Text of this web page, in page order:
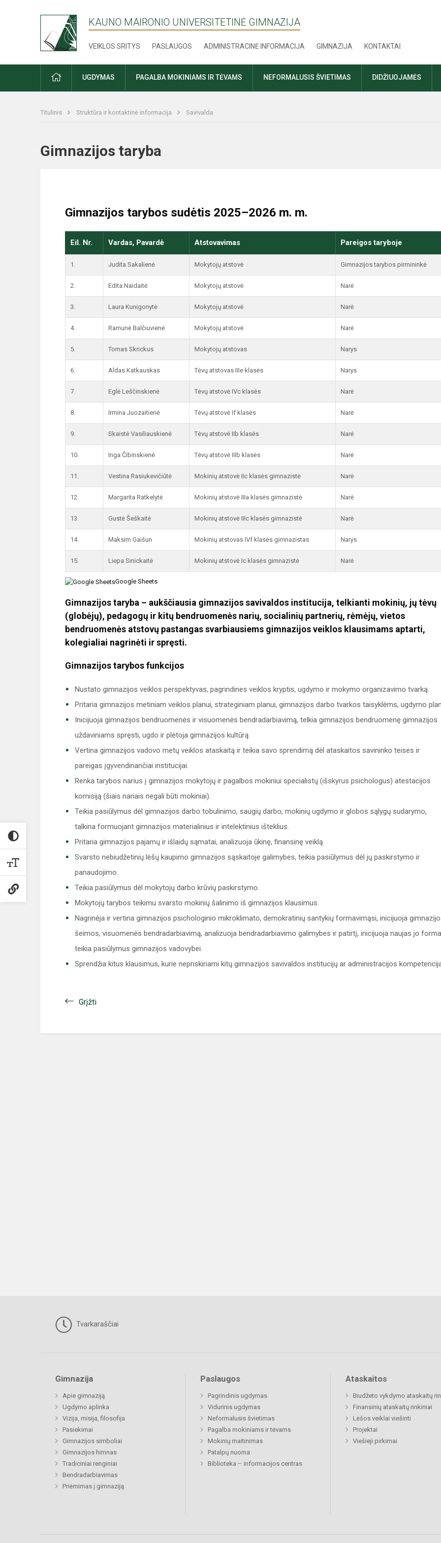
KAUNO MAIRONIO UNIVERSITETINĖ GIMNAZIJA
VEIKLOS SRITYS PASLAUGOS ADMINISTRACINĖ INFORMACIJA GIMNAZIJA KONTAKTAI
PRADŽIAUGDYMAS PAGALBA MOKINIAMS IR TĖVAMS NEFORMALUSIS ŠVIETIMAS DIDŽIUOJAMĖS
Titulinis Struktūra ir kontaktinė informacija Savivalda
Gimnazijos taryba
Gimnazijos tarybos sudėtis 2025–2026 m. m.
Eil. Nr. Vardas, Pavardė Atstovavimas Pareigos taryboje
1. Judita Sakalienė Mokytojų atstovė Gimnazijos tarybos pirmininkė
2. Edita Naidaitė Mokytojų atstovė Narė
3. Laura Kunigonytė Mokytojų atstovė Narė
4. Ramunė Balčiuvienė Mokytojų atstovė Narė
5. Tomas Skrickus Mokytojų atstovas Narys
6. Aldas Katkauskas Tėvų atstovas IIIe klasės Narys
7. Eglė Leščinskienė Tėvų atstovė IVc klasės Narė
8. Irmina Juozaitienė Tėvų atstovė If klasės Narė
9. Skaistė Vasiliauskienė Tėvų atstovė IIb klasės Narė
10. Inga Čibinskienė Tėvų atstovė IIIb klasės Narė
11. Vestina Rasiukevičiūtė Mokinių atstovė IIc klasės gimnazistė Narė
12. Margarita Ratkelytė Mokinių atstovė IIIa klasės gimnazistė Narė
13. Gustė Šeškaitė Mokinių atstovė IIIc klasės gimnazistė Narė
14. Maksim Gaišun Mokinių atstovas IVf klasės gimnazistas Narys
15. Liepa Sinickaitė Mokinių atstovė Ic klasės gimnazistė Narė
Google Sheets
Gimnazijos taryba – aukščiausia gimnazijos savivaldos institucija, telkianti mokinių, jų tėvų
(globėjų), pedagogų ir kitų bendruomenės narių, socialinių partnerių, rėmėjų, vietos
bendruomenės atstovų pastangas svarbiausiems gimnazijos veiklos klausimams aptarti,
kolegialiai nagrinėti ir spręsti.
Gimnazijos tarybos funkcijos
Nustato gimnazijos veiklos perspektyvas, pagrindines veiklos kryptis, ugdymo ir mokymo organizavimo tvarką.
Pritaria gimnazijos metiniam veiklos planui, strateginiam planui, gimnazijos darbo tvarkos taisyklėms, ugdymo
Inicijuoja gimnazijos bendruomenės ir visuomenės bendradarbiavimą, telkia gimnazijos bendruomenę gimnazijos
uždaviniams spręsti, ugdo ir plėtoja gimnazijos kultūrą.
Vertina gimnazijos vadovo metų veiklos ataskaitą ir teikia savo sprendimą dėl ataskaitos savininko teises ir
pareigas įgyvendinančiai institucijai.
Renka tarybos narius į gimnazijos mokytojų ir pagalbos mokiniui specialistų (išskyrus psichologus) atestacijos
komisiją (šiais nariais negali būti mokiniai).
Teikia pasiūlymus dėl gimnazijos darbo tobulinimo, saugių darbo, mokinių ugdymo ir globos sąlygų sudarymo,
talkina formuojant gimnazijos materialinius ir intelektinius išteklius.
Pritaria gimnazijos pajamų ir išlaidų sąmatai, analizuoja ūkinę, finansinę veiklą.
Svarsto nebiudžetinių lėšų kaupimo gimnazijos sąskaitoje galimybes, teikia pasiūlymus dėl jų paskirstymo ir
panaudojimo.
Teikia pasiūlymus dėl mokytojų darbo krūvių paskirstymo.
Mokytojų tarybos teikimu svarsto mokinių šalinimo iš gimnazijos klausimus.
Nagrinėja ir vertina gimnazijos psichologinio mikroklimato, demokratinių santykių formavimąsi, inicijuoja
šeimos, visuomenės bendradarbiavimą, analizuoja bendradarbiavimo galimybes ir patirtį, inicijuoja naujas jo
teikia pasiūlymus gimnazijos vadovybei.
Sprendžia kitus klausimus, kurie nepriskiriami kitų gimnazijos savivaldos institucijų ar administracijos
Grįžti
Tvarkaraščiai
Gimnazija
Apie gimnaziją
Ugdymo aplinka
Vizija, misija, filosofija
Pasiekimai
Gimnazijos simboliai
Gimnazijos himnas
Tradiciniai renginiai
Bendradarbiavimas
Priėmimas į gimnaziją
Paslaugos
Pagrindinis ugdymas
Vidurinis ugdymas
Neformalusis švietimas
Pagalba mokiniams ir tėvams
Mokinių maitinimas
Patalpų nuoma
Biblioteka – informacijos centras
Ataskaitos
Biudžeto vykdymo ataskaitų
Finansinių ataskaitų rinkiniai
Lėšos veiklai viešinti
Projektai
Viešieji pirkimai